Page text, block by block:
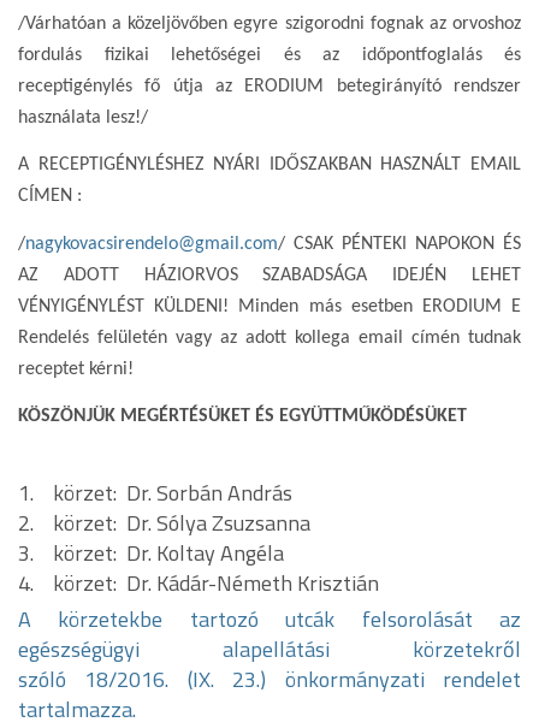
/Várhatóan a közeljövőben egyre szigorodni fognak az orvoshoz
fordulás fizikai lehetőségei és az időpontfoglalás és
receptigénylés fő útja az ERODIUM betegirányító rendszer
használata lesz!/
A RECEPTIGÉNYLÉSHEZ NYÁRI IDŐSZAKBAN HASZNÁLT EMAIL
CÍMEN :
/nagykovacsirendelo@gmail.com/ CSAK PÉNTEKI NAPOKON ÉS
AZ ADOTT HÁZIORVOS SZABADSÁGA IDEJÉN LEHET
VÉNYIGÉNYLÉST KÜLDENI! Minden más esetben ERODIUM E
Rendelés felületén vagy az adott kollega email címén tudnak
receptet kérni!
KÖSZÖNJÜK MEGÉRTÉSÜKET ÉS EGYÜTTMŰKÖDÉSÜKET
1. körzet: Dr. Sorbán András
2. körzet: Dr. Sólya Zsuzsanna
3. körzet: Dr. Koltay Angéla
4. körzet: Dr. Kádár-Németh Krisztián
A körzetekbe tartozó utcák felsorolását az
egészségügyi alapellátási körzetekről
szóló 18/2016. (IX. 23.) önkormányzati rendelet
tartalmazza.